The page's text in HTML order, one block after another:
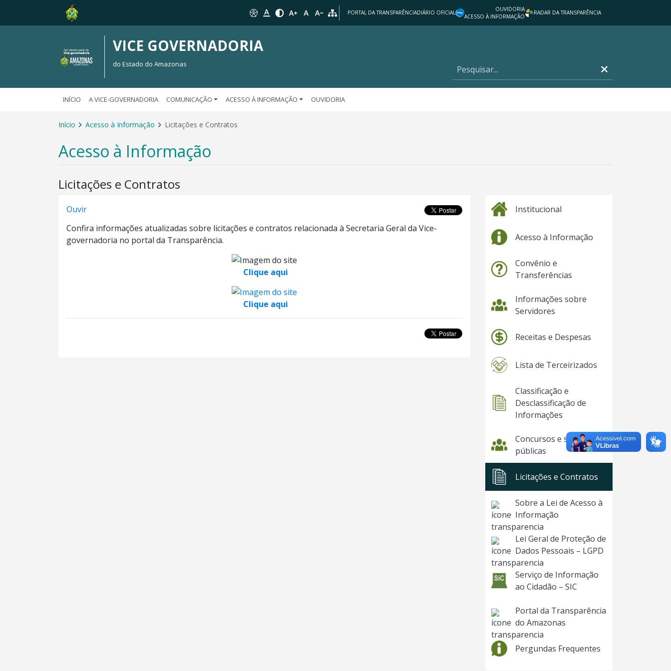
PORTAL DA TRANSPARÊNCIADIÁRIO OFICIAL
OUVIDORIA
ACESSO À INFORMAÇÃO
RADAR DA TRANSPARÊNCIA
VICE GOVERNADORIA
do Estado do Amazonas
INÍCIO A VICE-GOVERNADORIA COMUNICAÇÃO ACESSO À INFORMAÇÃO OUVIDORIA
Início Acesso à Informação Licitações e Contratos
Acesso à Informação
Institucional
Acesso à Informação
Convênio e
Transferências
Informações sobre
Servidores
Receitas e Despesas
Lista de Terceirizados
Classificação e
Desclassificação de
Informações
Concursos e seleções
públicas
Licitações e Contratos
Sobre a Lei de Acesso à
Informação
Lei Geral de Proteção de
Dados Pessoais – LGPD
Serviço de Informação
ao Cidadão – SIC
Portal da Transparência
do Amazonas
Pergundas Frequentes
Licitações e Contratos
Ouvir
Confira informações atualizadas sobre licitações e contratos relacionada à Secretaria Geral da Vice-
governadoria no portal da Transparência.
Clique aqui
Clique aqui